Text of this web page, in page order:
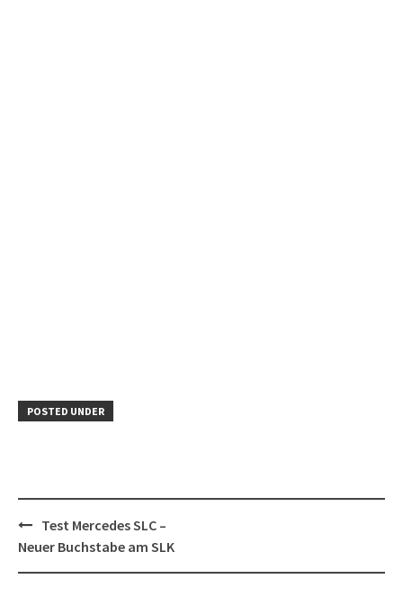
POSTED UNDER
Post
navigation
Test Mercedes SLC –
Neuer Buchstabe am SLK